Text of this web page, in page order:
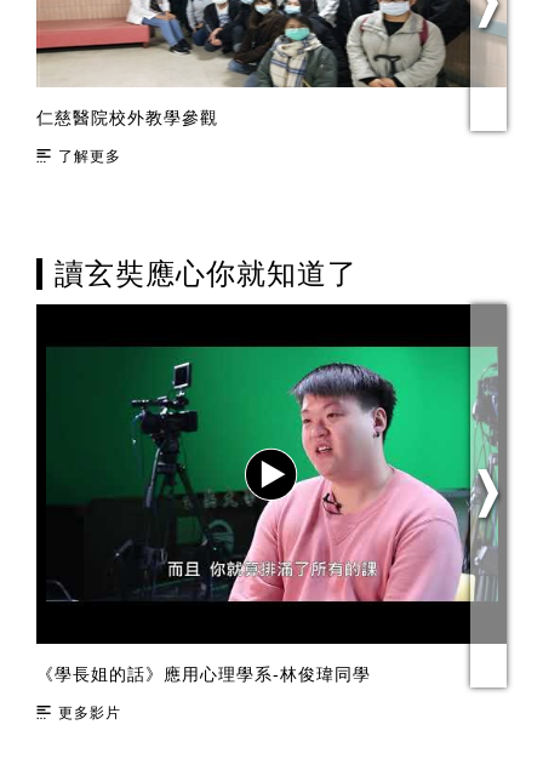
仁慈醫院校外教學參觀
了解更多
讀玄奘應心你就知道了
《學長姐的話》應用心理學系-林俊瑋同學
更多影片